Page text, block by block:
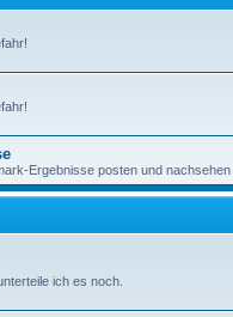
Ergebnisse posten und
ich es noch.